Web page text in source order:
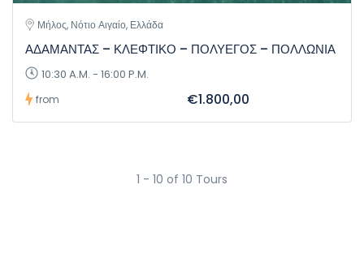
Μήλος, Νότιο Αιγαίο, Ελλάδα
ΑΔΑΜΑΝΤΑΣ – ΚΛΕΦΤΙΚΟ – ΠΟΛΥΕΓΟΣ – ΠΟΛΛΩΝΙΑ
10:30 A.M. - 16:00 P.M.
from €1.800,00
1 - 10 of 10 Tours